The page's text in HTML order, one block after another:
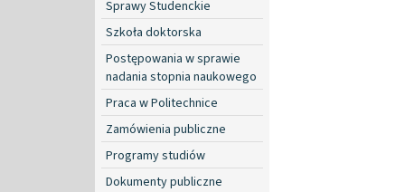
Sprawy Studenckie
Szkoła doktorska
Postępowania w sprawie
nadania stopnia naukowego
Praca w Politechnice
Zamówienia publiczne
Programy studiów
Dokumenty publiczne